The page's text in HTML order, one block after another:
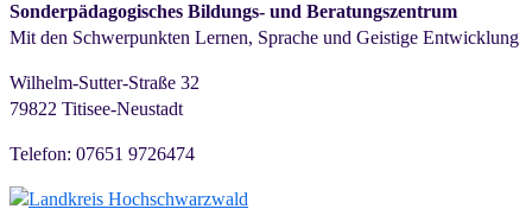
Sonderpädagogisches Bildungs- und Beratungszentrum
Mit den Schwerpunkten Lernen, Sprache und Geistige Entwicklung
Wilhelm-Sutter-Straße 32
79822 Titisee-Neustadt
Telefon: 07651 9726474